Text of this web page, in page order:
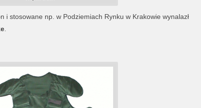
i stosowane np. w Podziemiach Rynku w Krakowie wynalazł
.